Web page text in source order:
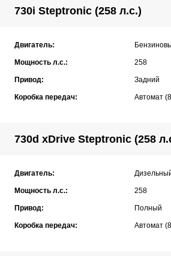
730i Steptronic (258 л.с.)
Двигатель:
Мощность л.с.: 258
Привод: Задний
Коробка передач: Автомат
730d xDrive Steptronic (258
Двигатель:
Мощность л.с.: 258
Привод: Полный
Коробка передач: Автомат